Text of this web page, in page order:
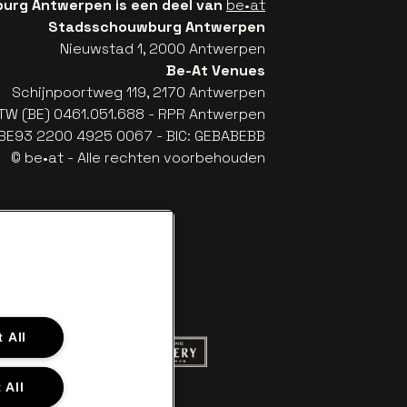
Antwerpen is een deel van be•at
Stadsschouwburg Antwerpen
Nieuwstad 1, 2000 Antwerpen
Be-At Venues
Schijnpoortweg 119, 2170 Antwerpen
(BE) 0461.051.688 - RPR Antwerpen
2200 4925 0067 - BIC: GEBABEBB
© be•at - Alle rechten voorbehouden
van Red Bull
de website van Het logo van Aperol
All
All